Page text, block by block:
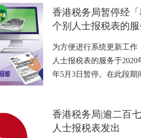
香港税务局暂停经
个别人士报税表的
为方便进行系统更新工作
人士报税表的服务于2020
年5月3日暂停。在此段
香港税务局|逾二百
人士报税表发出